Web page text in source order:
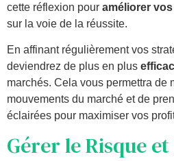
cette réflexion pour améliorer
sur la voie de la réussite.
En affinant régulièrement vos
deviendrez de plus en plus
marchés. Cela vous permettra de
mouvements du marché et de
éclairées pour maximiser vos
Gérer le Risque